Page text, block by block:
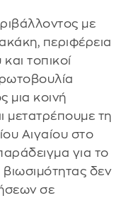
με
περιφέρεια
τοπικοί
μια κοινή
μετατρέπουμε τη
Αιγαίου στο
για το
δεν
σε